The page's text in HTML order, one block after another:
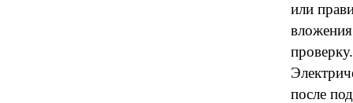
или
проверку.
после